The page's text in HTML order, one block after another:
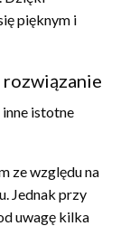
pięknym i
rozwiązanie
inne istotne
ze względu na
Jednak przy
uwagę kilka